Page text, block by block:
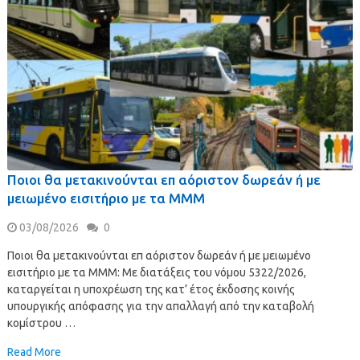
Ποιοι θα μετακινούνται επ αόριστον δωρεάν ή με
μειωμένο εισιτήριο με τα ΜΜΜ
03/08/2026 0
Ποιοι θα μετακινούνται επ αόριστον δωρεάν ή με μειωμένο
εισιτήριο με τα ΜΜΜ: Με διατάξεις του νόμου 5322/2026,
καταργείται η υποχρέωση της κατ’ έτος έκδοσης κοινής
υπουργικής απόφασης για την απαλλαγή από την καταβολή
κομίστρου …
Read More